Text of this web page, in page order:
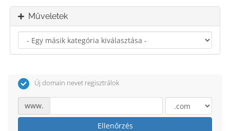
Műveletek
Új domain nevet regisztrálok
www.
Ellenőrzés